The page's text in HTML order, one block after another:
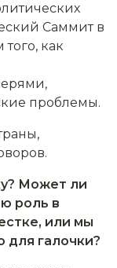
Саммит в
как
проблемы.
Может ли
роль в
или мы
для галочки?